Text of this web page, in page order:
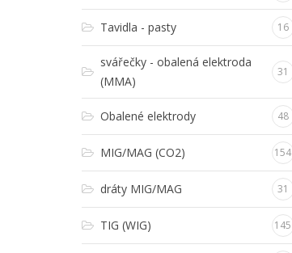
Tavidla - pasty 16
svářečky - obalená elektroda
(MMA)
31
Obalené elektrody 48
MIG/MAG (CO2) 154
dráty MIG/MAG 31
TIG (WIG) 145